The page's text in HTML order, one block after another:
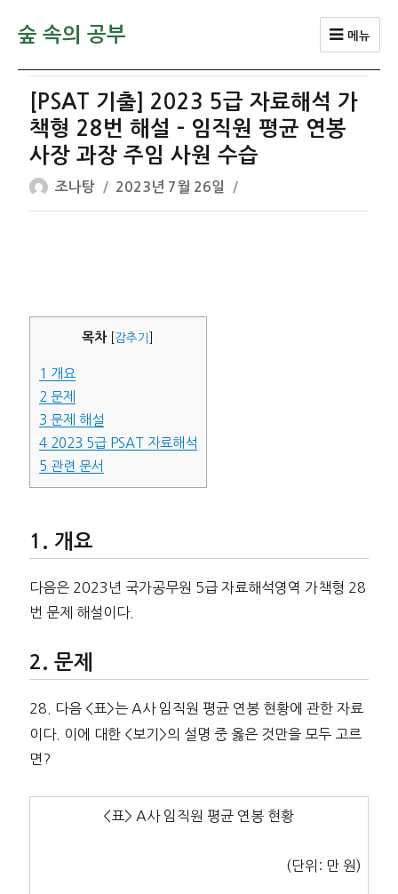
숲 속의 공부 메뉴
[PSAT 기출] 2023 5급 자료해석 가
책형 28번 해설 – 임직원 평균 연봉
사장 과장 주임 사원 수습
글
쓴
조나탕
작
성
2023년 7월 26일
목차 감추기
1 개요
2 문제
3 문제 해설
42023 5급 PSAT 자료해석
5 관련 문서
개요
다음은 2023년 국가공무원 5급 자료해석영역 가책형 28
번 문제 해설이다.
문제
28. 다음 <표>는 A사 임직원 평균 연봉 현황에 관한 자료
이다. 이에 대한 <보기>의 설명 중 옳은 것만을 모두 고르
면?
<표> A사 임직원 평균 연봉 현황
(단위: 만 원)